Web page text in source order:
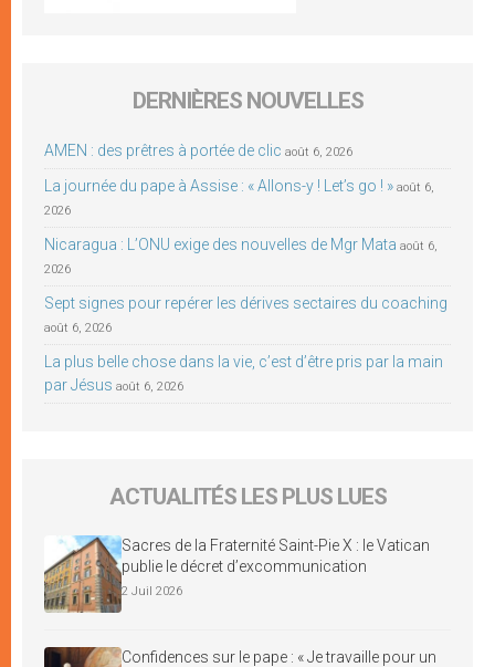
DERNIÈRES NOUVELLES
AMEN : des prêtres à portée de clic août 6, 2026
La journée du pape à Assise : « Allons-y ! Let’s go ! » août 6,
2026
Nicaragua : L’ONU exige des nouvelles de Mgr Mata août 6,
2026
Sept signes pour repérer les dérives sectaires du coaching
août 6, 2026
La plus belle chose dans la vie, c’est d’être pris par la main
par Jésus août 6, 2026
ACTUALITÉS LES PLUS LUES
Sacres de la Fraternité Saint-Pie X : le Vatican
publie le décret d’excommunication
2 Juil 2026
Confidences sur le pape : « Je travaille pour un